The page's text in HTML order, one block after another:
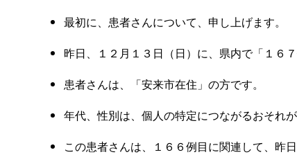
最初に、患者さんについて、申し上げます。
昨日、１２月１３日（日）に、県内で「１６
患者さんは、「安来市在住」の方です。
年代、性別は、個人の特定につながるおそれ
この患者さんは、１６６例目に関連して、昨